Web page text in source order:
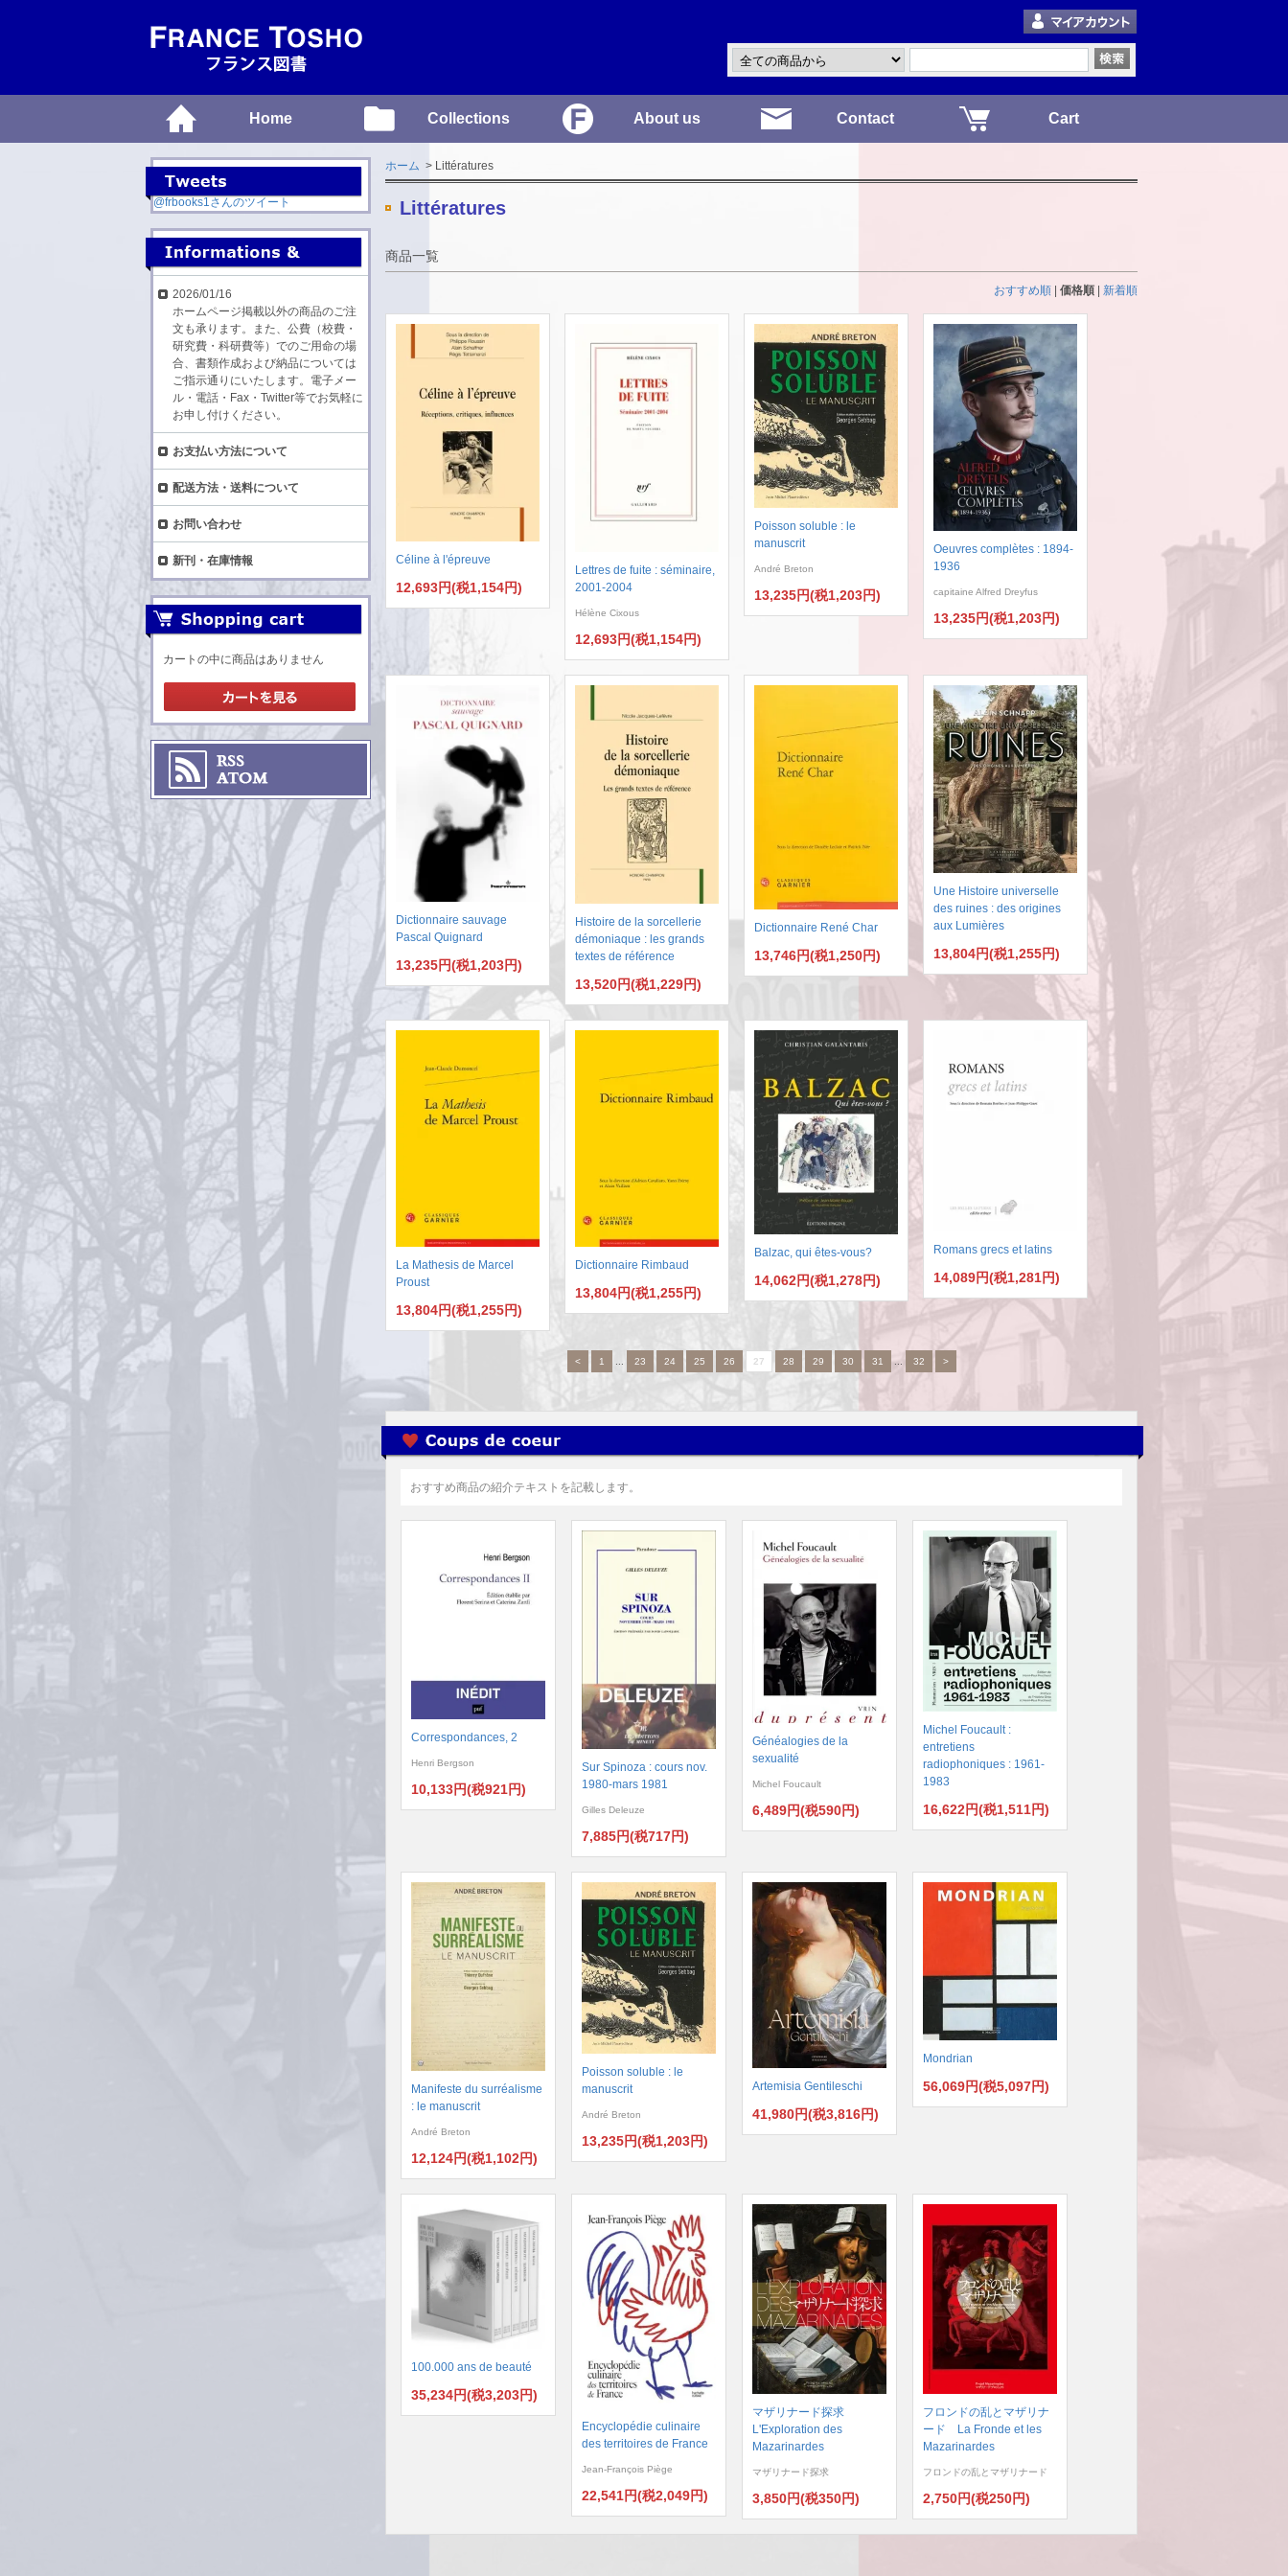
Home Collections About us Contact Cart
ホーム > Littératures
Littératures
商品一覧
おすすめ順 価格順 新着順
Céline à l'épreuve
12,693円(税1,154円)
Lettres de fuite : séminaire,
2001-2004
Hélène Cixous
12,693円(税1,154円)
Poisson soluble : le
manuscrit
André Breton
13,235円(税1,203円)
Oeuvres complètes : 1894-
1936
capitaine Alfred Dreyfus
13,235円(税1,203円)
Dictionnaire sauvage
Pascal Quignard
13,235円(税1,203円)
Histoire de la sorcellerie
démoniaque : les grands
textes de référence
13,520円(税1,229円)
Dictionnaire René Char
13,746円(税1,250円)
Une Histoire universelle
des ruines : des origines
aux Lumières
13,804円(税1,255円)
La Mathesis de Marcel
Proust
13,804円(税1,255円)
Dictionnaire Rimbaud
13,804円(税1,255円)
Balzac, qui êtes-vous?
14,062円(税1,278円)
Romans grecs et latins
14,089円(税1,281円)
< 1 23 24 25 26 27 28 29 30 31 ... 32 >
おすすめ商品の紹介テキストを記載します。
Correspondances, 2
Henri Bergson
10,133円(税921円)
Sur Spinoza : cours nov.
1980-mars 1981
Gilles Deleuze
7,885円(税717円)
Généalogies de la
sexualité
Michel Foucault
6,489円(税590円)
Michel Foucault :
entretiens
radiophoniques : 1961-
1983
16,622円(税1,511円)
Manifeste du surréalisme
: le manuscrit
André Breton
12,124円(税1,102円)
Poisson soluble : le
manuscrit
André Breton
13,235円(税1,203円)
Artemisia Gentileschi
41,980円(税3,816円)
Mondrian
56,069円(税5,097円)
100.000 ans de beauté
35,234円(税3,203円)
Encyclopédie culinaire
des territoires de France
Jean-François Piège
22,541円(税2,049円)
マザリナード探求
L'Exploration des
Mazarinardes
マザリナード探求
3,850円(税350円)
フロンドの乱とマザリナ
ード La Fronde et les
Mazarinardes
フロンドの乱とマザリナード
2,750円(税250円)
@frbooks1さんのツイート
2026/01/16
ホームページ掲載以外の商品のご注
文も承ります。また、公費（校費・
研究費・科研費等）でのご用命の場
合、書類作成および納品については
ご指示通りにいたします。電子メー
ル・電話・Fax・Twitter等でお気軽に
お申し付けください。
お支払い方法について
配送方法・送料について
お問い合わせ
新刊・在庫情報
カートの中に商品はありません